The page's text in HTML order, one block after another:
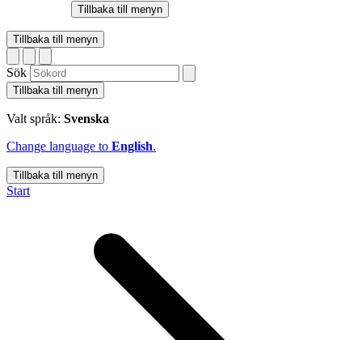
Tillbaka till menyn
Tillbaka till menyn
Sök
Tillbaka till menyn
Valt språk: Svenska
Change language to English.
Tillbaka till menyn
Start